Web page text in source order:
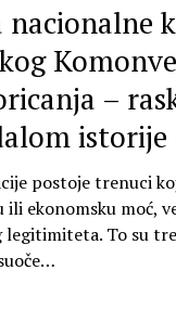
–
istorije
postoje trenuci
ekonomsku moć,
To su